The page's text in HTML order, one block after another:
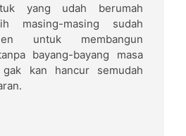
yang udah berumah
masing-masing sudah
untuk membangun
bayang-bayang masa
kan hancur semudah